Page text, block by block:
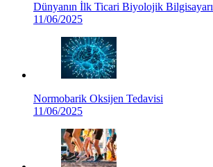
Dünyanın İlk Ticari Biyolojik Bilgisayarı
11/06/2025
Normobarik Oksijen Tedavisi
11/06/2025